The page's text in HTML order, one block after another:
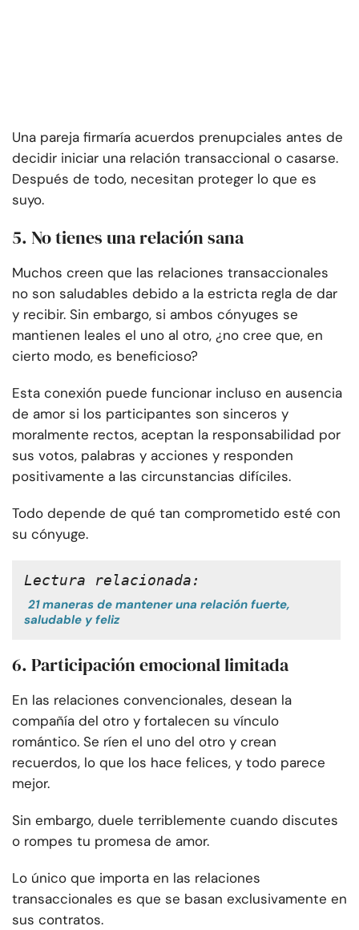
Una pareja firmaría acuerdos prenupciales antes de
decidir iniciar una relación transaccional o casarse.
Después de todo, necesitan proteger lo que es
suyo.
5. No tienes una relación sana
Muchos creen que las relaciones transaccionales
no son saludables debido a la estricta regla de dar
y recibir. Sin embargo, si ambos cónyuges se
mantienen leales el uno al otro, ¿no cree que, en
cierto modo, es beneficioso?
Esta conexión puede funcionar incluso en ausencia
de amor si los participantes son sinceros y
moralmente rectos, aceptan la responsabilidad por
sus votos, palabras y acciones y responden
positivamente a las circunstancias difíciles.
Todo depende de qué tan comprometido esté con
su cónyuge.
Lectura relacionada:
21 maneras de mantener una relación fuerte,
saludable y feliz
6. Participación emocional limitada
En las relaciones convencionales, desean la
compañía del otro y fortalecen su vínculo
romántico. Se ríen el uno del otro y crean
recuerdos, lo que los hace felices, y todo parece
mejor.
Sin embargo, duele terriblemente cuando discutes
o rompes tu promesa de amor.
Lo único que importa en las relaciones
transaccionales es que se basan exclusivamente en
sus contratos.